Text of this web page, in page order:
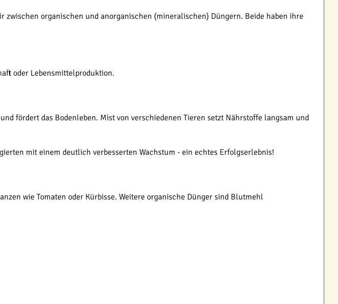
organischen und anorganischen (mineralischen) Düngern. Beide haben ihre
oder Lebensmittelproduktion.
fördert das Bodenleben. Mist von verschiedenen Tieren setzt Nährstoffe langsam und
mit einem deutlich verbesserten Wachstum - ein echtes Erfolgserlebnis!
wie Tomaten oder Kürbisse. Weitere organische Dünger sind Blutmehl